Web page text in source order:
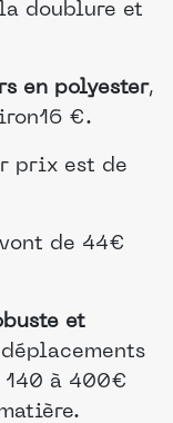
doublure et
en polyester,
16 €.
prix est de
de 44€
et
à 400€